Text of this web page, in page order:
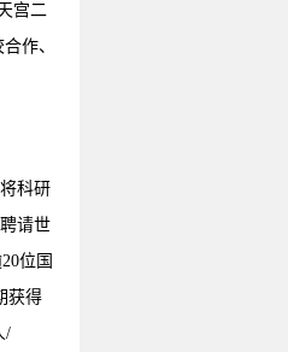
宫二
作、
科研
请世
位国
获得
/